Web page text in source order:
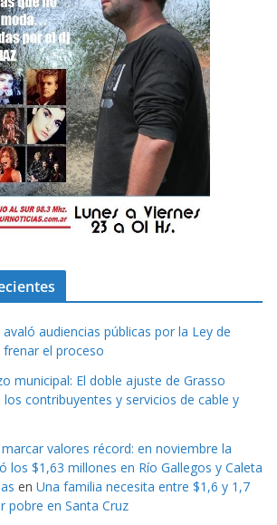
avaló audiencias públicas por la Ley de
frenar el proceso
municipal: El doble ajuste de Grasso
contribuyentes y servicios de cable y
valores récord: en noviembre la
los $1,63 millones en Río Gallegos y Caleta
en Una familia necesita entre $1,6 y 1,7
pobre en Santa Cruz